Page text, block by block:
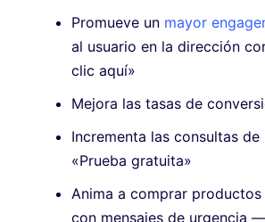
Promueve un mayor
al usuario en la dirección
clic aquí»
Mejora las tasas de
Incrementa las consultas
«Prueba gratuita»
Anima a comprar
con mensajes de urgencia